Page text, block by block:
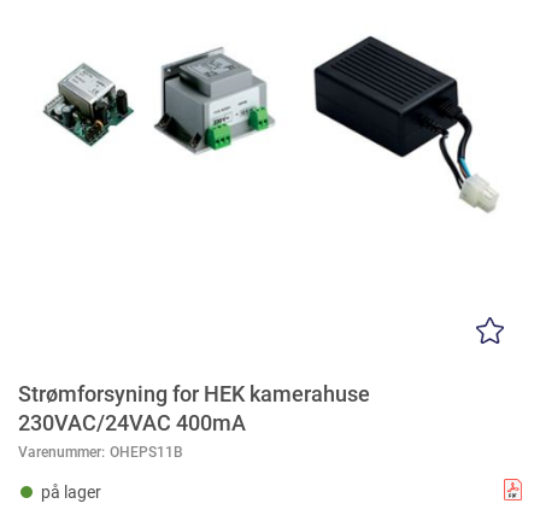
Strømforsyning for HEK kamerahuse
230VAC/24VAC 400mA
Varenummer: OHEPS11B
på lager